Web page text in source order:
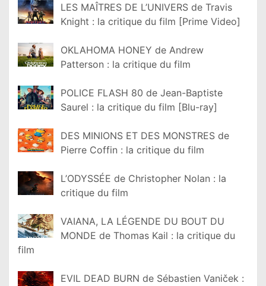
LES MAÎTRES DE L’UNIVERS de Travis
Knight : la critique du film [Prime Video]
OKLAHOMA HONEY de Andrew
Patterson : la critique du film
POLICE FLASH 80 de Jean-Baptiste
Saurel : la critique du film [Blu-ray]
DES MINIONS ET DES MONSTRES de
Pierre Coffin : la critique du film
L’ODYSSÉE de Christopher Nolan : la
critique du film
VAIANA, LA LÉGENDE DU BOUT DU
MONDE de Thomas Kail : la critique du
film
EVIL DEAD BURN de Sébastien Vaniček :